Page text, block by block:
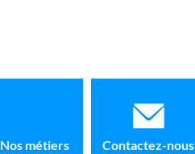
Nos métiers Contactez-nous